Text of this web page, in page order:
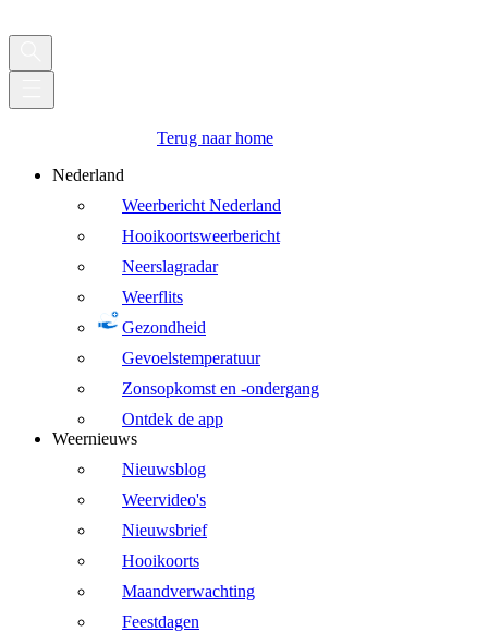
Terug naar home
Nederland
Weerbericht Nederland
Hooikoortsweerbericht
Neerslagradar
Weerflits
Gezondheid
Gevoelstemperatuur
Zonsopkomst en -ondergang
Ontdek de app
Weernieuws
Nieuwsblog
Weervideo's
Nieuwsbrief
Hooikoorts
Maandverwachting
Feestdagen